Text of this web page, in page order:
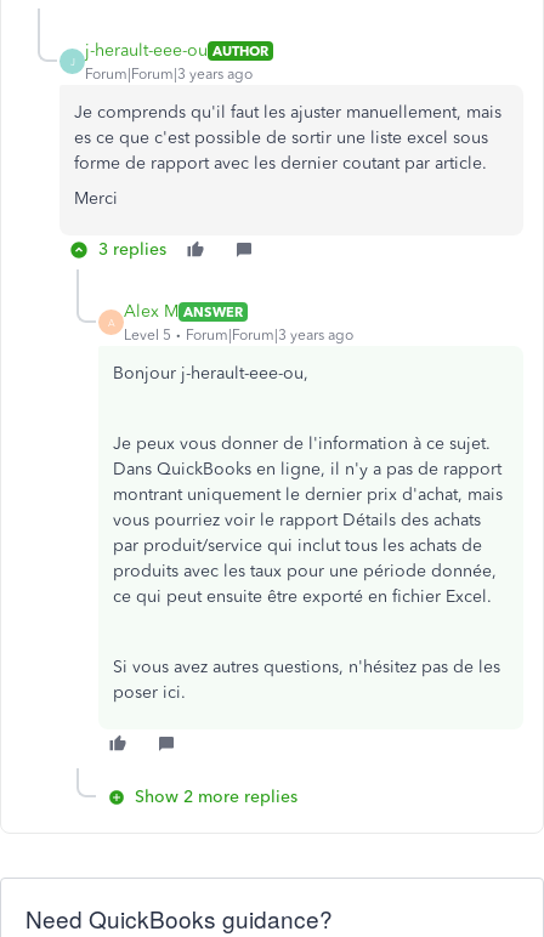
J
j-herault-eee-ou AUTHOR
Forum|Forum|3 years ago
Je comprends qu'il faut les ajuster manuellement, mais
es ce que c'est possible de sortir une liste excel sous
forme de rapport avec les dernier coutant par article.
Merci
3 replies
A
Alex M ANSWER
Level 5
Forum|Forum|3 years ago
Bonjour j-herault-eee-ou,
Je peux vous donner de l'information à ce sujet.
Dans QuickBooks en ligne, il n'y a pas de rapport
montrant uniquement le dernier prix d'achat, mais
vous pourriez voir le rapport Détails des achats
par produit/service qui inclut tous les achats de
produits avec les taux pour une période donnée,
ce qui peut ensuite être exporté en fichier Excel.
Si vous avez autres questions, n'hésitez pas de les
poser ici.
Show 2 more replies
Need QuickBooks guidance?